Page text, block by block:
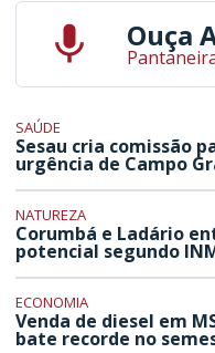
Ouça
SAÚDE
Sesau cria comissão
urgência de Campo
NATUREZA
Corumbá e Ladário
potencial segundo
ECONOMIA
Venda de diesel em
bate recorde no